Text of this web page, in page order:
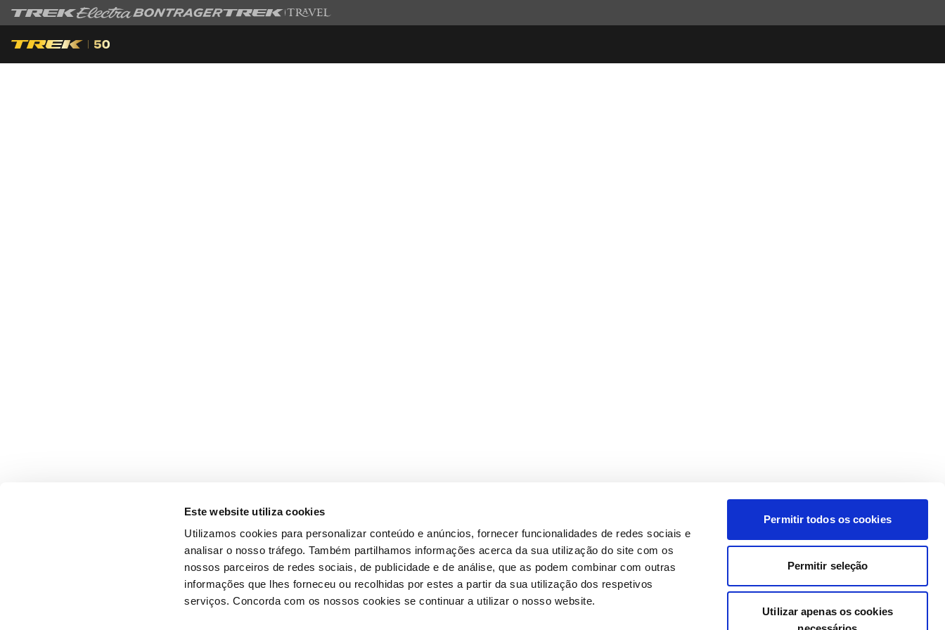
Este website utiliza cookies
Utilizamos cookies para personalizar conteúdo e anúncios, fornecer funcionalidades de redes sociais e
analisar o nosso tráfego. Também partilhamos informações acerca da sua utilização do site com os
nossos parceiros de redes sociais, de publicidade e de análise, que as podem combinar com outras
informações que lhes forneceu ou recolhidas por estes a partir da sua utilização dos respetivos
serviços. Concorda com os nossos cookies se continuar a utilizar o nosso website.
Permitir todos os cookies
Permitir seleção
Utilizar apenas os cookies